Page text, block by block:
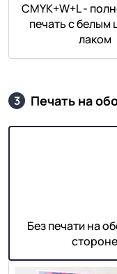
СMYK+W+L -
печать с белым
лаком
3 Печать на
Без печати на
стороне